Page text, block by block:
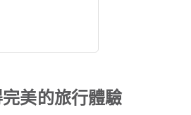
美的旅行體驗